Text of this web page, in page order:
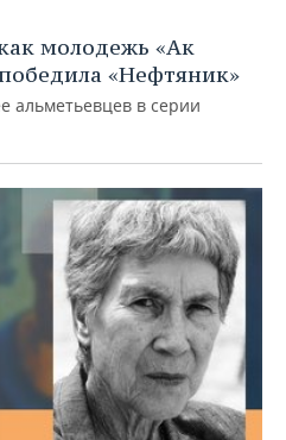
молодежь «Ак
«Нефтяник»
альметьевцев в серии